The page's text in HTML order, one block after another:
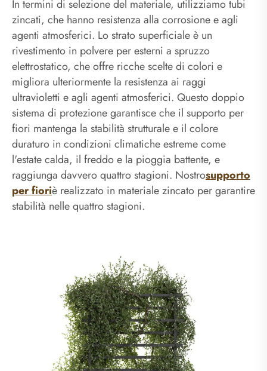
In termini di selezione del materiale, utilizziamo tubi
zincati, che hanno resistenza alla corrosione e agli
agenti atmosferici. Lo strato superficiale è un
rivestimento in polvere per esterni a spruzzo
elettrostatico, che offre ricche scelte di colori e
migliora ulteriormente la resistenza ai raggi
ultravioletti e agli agenti atmosferici. Questo doppio
sistema di protezione garantisce che il supporto per
fiori mantenga la stabilità strutturale e il colore
duraturo in condizioni climatiche estreme come
l'estate calda, il freddo e la pioggia battente, e
raggiunga davvero quattro stagioni. Nostrosupporto
per fioriè realizzato in materiale zincato per garantire
stabilità nelle quattro stagioni.